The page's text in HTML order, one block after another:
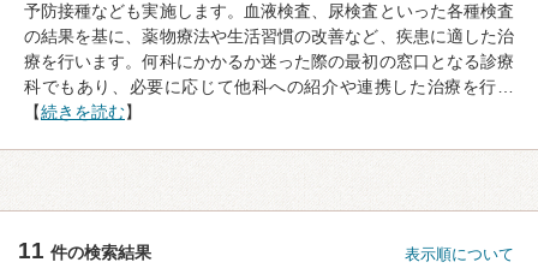
予防接種なども実施します。血液検査、尿検査といった各種検査
の結果を基に、薬物療法や生活習慣の改善など、疾患に適した治
療を行います。何科にかかるか迷った際の最初の窓口となる診療
科でもあり、必要に応じて他科への紹介や連携した治療を行…
【続きを読む】
11 件の検索結果 表示順について